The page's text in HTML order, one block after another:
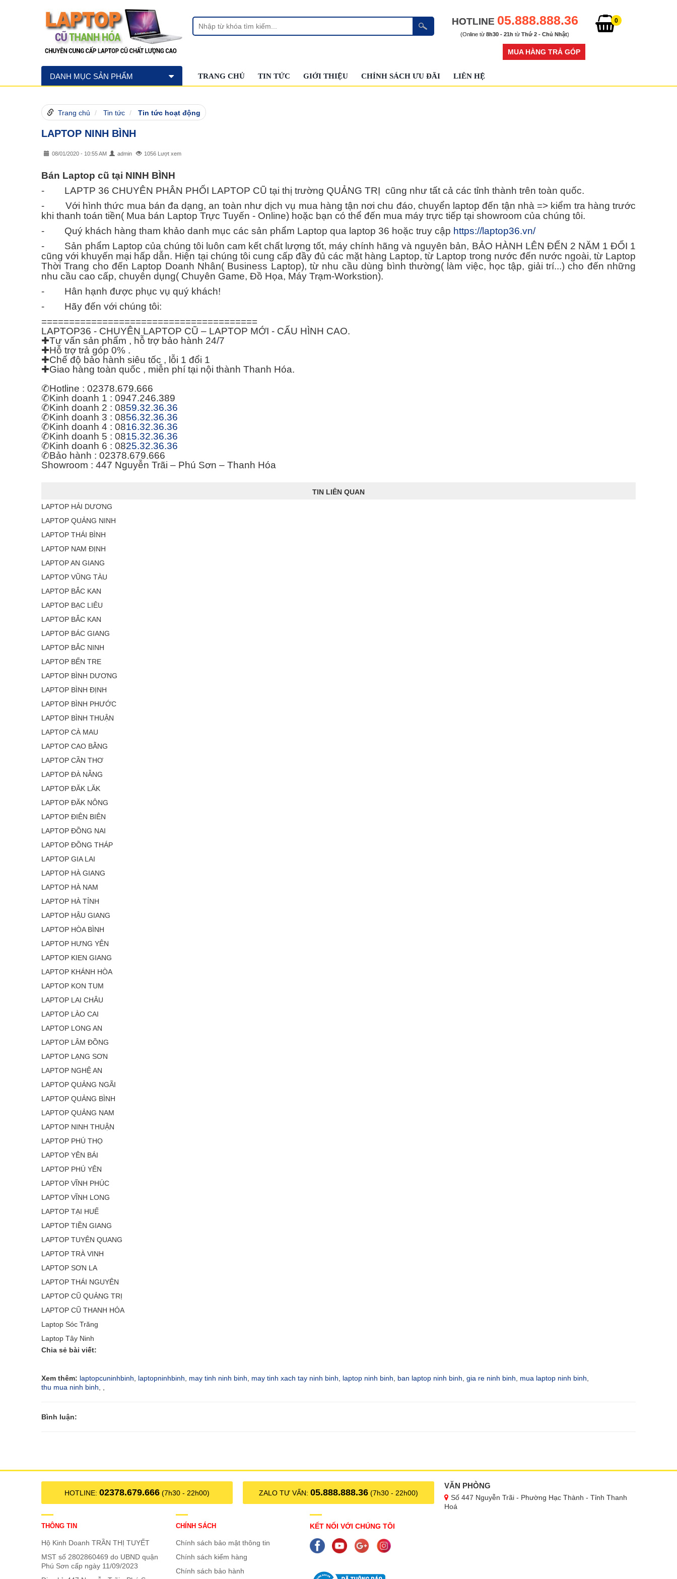
HOTLINE 05.888.888.36
(Online từ 8h30 - 21h từ Thứ 2 - Chủ Nhật)
MUA HÀNG TRẢ GÓP
0
DANH MỤC SẢN PHẨM TRANG CHỦ TIN TỨC GIỚI THIỆU CHÍNH SÁCH ƯU ĐÃI LIÊN HỆ
Trang chủ Tin tức Tin tức hoạt động
LAPTOP NINH BÌNH
08/01/2020 - 10:55 AM admin 1056 Lượt xem
Bán Laptop cũ tại NINH BÌNH
- LAPTP 36 CHUYÊN PHÂN PHỐI LAPTOP CŨ tại thị trường QUẢNG TRỊ cũng như tất cả các tỉnh thành trên toàn quốc.
- Với hình thức mua bán đa dạng, an toàn như dịch vụ mua hàng tận nơi chu đáo, chuyển laptop đến tận nhà => kiểm tra hàng trước
khi thanh toán tiền( Mua bán Laptop Trực Tuyến - Online) hoặc bạn có thể đến mua máy trực tiếp tại showroom của chúng tôi.
- Quý khách hàng tham khảo danh mục các sản phẩm Laptop qua laptop 36 hoặc truy cập https://laptop36.vn/
- Sản phẩm Laptop của chúng tôi luôn cam kết chất lượng tốt, máy chính hãng và nguyên bản, BẢO HÀNH LÊN ĐẾN 2 NĂM 1 ĐỔI 1
cũng với khuyến mại hấp dẫn. Hiện tại chúng tôi cung cấp đầy đủ các mặt hàng Laptop, từ Laptop trong nước đến nước ngoài, từ Laptop
Thời Trang cho đến Laptop Doanh Nhân( Business Laptop), từ nhu cầu dùng bình thường( làm việc, học tập, giải trí...) cho đến những
nhu cầu cao cấp, chuyên dụng( Chuyên Game, Đồ Họa, Máy Trạm-Workstion).
- Hân hạnh được phục vụ quý khách!
- Hãy đến với chúng tôi:
=======================================
LAPTOP36 - CHUYÊN LAPTOP CŨ – LAPTOP MỚI - CẤU HÌNH CAO.
✚Tư vấn sản phẩm , hỗ trợ bảo hành 24/7
✚Hỗ trợ trả góp 0% .
✚Chế độ bảo hành siêu tốc , lỗi 1 đổi 1
✚Giao hàng toàn quốc , miễn phí tại nội thành Thanh Hóa.
✆Hotline : 02378.679.666
✆Kinh doanh 1 : 0947.246.389
✆Kinh doanh 2 : 0859.32.36.36
✆Kinh doanh 3 : 0856.32.36.36
✆Kinh doanh 4 : 0816.32.36.36
✆Kinh doanh 5 : 0815.32.36.36
✆Kinh doanh 6 : 0825.32.36.36
✆Bảo hành : 02378.679.666
Showroom : 447 Nguyễn Trãi – Phú Sơn – Thanh Hóa
TIN LIÊN QUAN
LAPTOP HẢI DƯƠNG
LAPTOP QUẢNG NINH
LAPTOP THÁI BÌNH
LAPTOP NAM ĐỊNH
LAPTOP AN GIANG
LAPTOP VŨNG TÀU
LAPTOP BẮC KAN
LAPTOP BẠC LIÊU
LAPTOP BẮC KAN
LAPTOP BÁC GIANG
LAPTOP BẮC NINH
LAPTOP BẾN TRE
LAPTOP BÌNH DƯƠNG
LAPTOP BÌNH ĐỊNH
LAPTOP BÌNH PHƯỚC
LAPTOP BÌNH THUẬN
LAPTOP CÀ MAU
LAPTOP CAO BẰNG
LAPTOP CẦN THƠ
LAPTOP ĐÀ NẴNG
LAPTOP ĐĂK LĂK
LAPTOP ĐĂK NÔNG
LAPTOP ĐIÊN BIÊN
LAPTOP ĐỒNG NAI
LAPTOP ĐỒNG THÁP
LAPTOP GIA LAI
LAPTOP HÀ GIANG
LAPTOP HÀ NAM
LAPTOP HÀ TỈNH
LAPTOP HẬU GIANG
LAPTOP HÒA BÌNH
LAPTOP HƯNG YÊN
LAPTOP KIEN GIANG
LAPTOP KHÁNH HÒA
LAPTOP KON TUM
LAPTOP LAI CHÂU
LAPTOP LÀO CAI
LAPTOP LONG AN
LAPTOP LÂM ĐỒNG
LAPTOP LẠNG SƠN
LAPTOP NGHỆ AN
LAPTOP QUẢNG NGÃI
LAPTOP QUẢNG BÌNH
LAPTOP QUẢNG NAM
LAPTOP NINH THUẬN
LAPTOP PHÚ THỌ
LAPTOP YÊN BÁI
LAPTOP PHÚ YÊN
LAPTOP VĨNH PHÚC
LAPTOP VĨNH LONG
LAPTOP TẠI HUẾ
LAPTOP TIỀN GIANG
LAPTOP TUYÊN QUANG
LAPTOP TRÀ VINH
LAPTOP SƠN LA
LAPTOP THÁI NGUYÊN
LAPTOP CŨ QUẢNG TRỊ
LAPTOP CŨ THANH HÓA
Laptop Sóc Trăng
Laptop Tây Ninh
Chia sẻ bài viết:
Xem thêm: laptopcuninhbinh laptopninhbinh may tinh ninh binh may tinh xach tay ninh binh laptop ninh binh ban laptop ninh binh gia re ninh binh mua laptop ninh binh
thu mua ninh binh
Bình luận:
HOTLINE: 02378.679.666 (7h30 - 22h00) ZALO TƯ VẤN: 05.888.888.36 (7h30 - 22h00)
THÔNG TIN
Hộ Kinh Doanh TRẦN THỊ TUYẾT
MST số 2802860469 do UBND quận
Phú Sơn cấp ngày 11/09/2023
CHÍNH SÁCH
Chính sách bảo mật thông tin
Chính sách kiểm hàng
Chính sách bảo hành
KẾT NỐI VỚI CHÚNG TÔI
VĂN PHÒNG
Số 447 Nguyễn Trãi - Phường Hạc Thành - Tỉnh Thanh
Hoá